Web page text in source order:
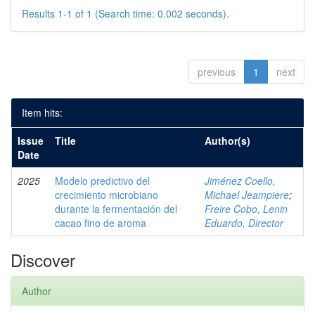
Results 1-1 of 1 (Search time: 0.002 seconds).
previous 1 next
Item hits:
Issue
Date
Title Author(s)
2025
Modelo predictivo del
crecimiento microbiano
durante la fermentación del
cacao fino de aroma
Jiménez Coello,
Michael Jeampiere;
Freire Cobo, Lenin
Eduardo, Director
Discover
Author